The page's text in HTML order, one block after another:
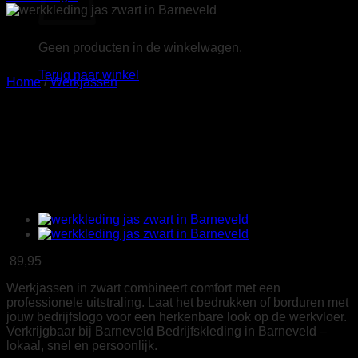
Geen producten in de winkelwagen.
Terug naar winkel
Home / Werkjassen
89,95
Werkjassen in zwart combineert comfort met een
professionele uitstraling. Laat het bedrukken of borduren met
jouw bedrijfslogo voor een herkenbare look op de werkvloer.
Verkrijgbaar bij Barneveld Bedrijfskleding in Barneveld –
lokaal, snel en persoonlijk.